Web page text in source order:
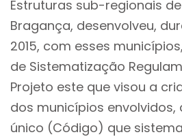
Estruturas sub-regionais
Bragança, desenvolveu,
2015, com esses
de Sistematização
Projeto este que visou a
dos municípios
único (Código) que